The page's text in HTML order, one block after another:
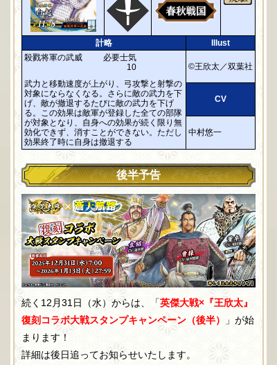
計略
Illust
殺戮将軍の武威
必要士気
10
武力と移動速度が上がり、弓攻撃と射撃の
対象にならなくなる。さらに敵の武力を下
げ、敵が撤退するたびに敵の武力を下げ
る。この効果は敵軍が登録した全ての部隊
が対象となり、自身への効果が続く限り無
効化できず、消すことができない。ただし
効果終了時に自身は撤退する
©王欣太／双葉社
CV
中村悠一
後半予告
続く12月31日（水）からは、「英傑大戦×『王欣太』
復刻コラボ大戦スタンプキャンペーン（後半）
」が始
まります！
詳細は後日追ってお知らせいたします。